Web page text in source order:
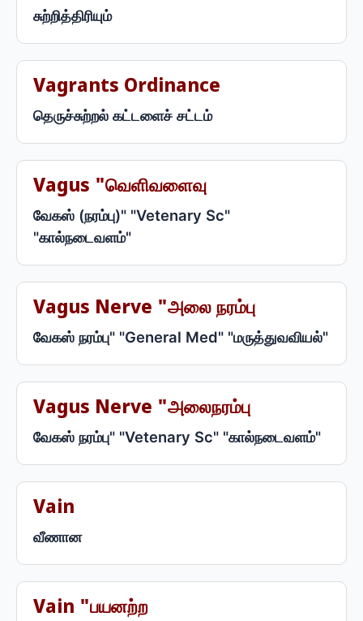
சுற்றித்திரியும்
Vagrants Ordinance
தெருச்சுற்றல் கட்டளைச் சட்டம்
Vagus "வெளிவளைவு
வேகஸ் (நரம்பு)" "Vetenary Sc"
"கால்நடைவளம்"
Vagus Nerve "அலை நரம்பு
வேகஸ் நரம்பு" "General Med" "மருத்துவவியல்"
Vagus Nerve "அலைநரம்பு
வேகஸ் நரம்பு" "Vetenary Sc" "கால்நடைவளம்"
Vain
வீணான
Vain "பயனற்ற